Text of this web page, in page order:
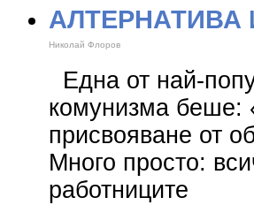
АЛТЕРНАТИВА
Николай Флоров
Една от най-
комунизма беше:
присвояване от
Много просто:
работниците